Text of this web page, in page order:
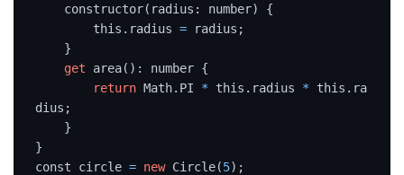
        this.radius
= radius;
get area(): number {
return Math.PI * this.radius * this.ra
dius;
}
const circle = new Circle(5);